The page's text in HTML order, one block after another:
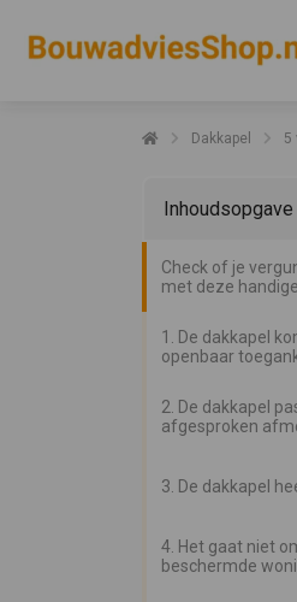
Dakkapel 5
Inhoudsopgave
Check of je
met deze
1. De dakkapel
openbaar
2. De dakkapel
afgesproken
3. De dakkapel
4. Het gaat niet
beschermde